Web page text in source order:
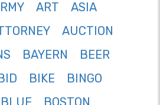
ART
ASIA
AUCTION
BAYERN
BEER
BIKE
BINGO
BLUE
BOSTON